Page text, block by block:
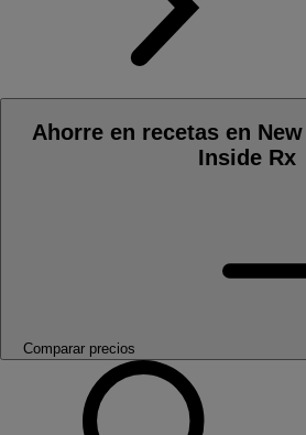
Ahorre en recetas en
Inside Rx
Comparar precios